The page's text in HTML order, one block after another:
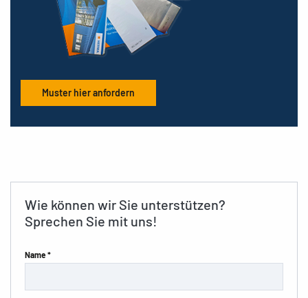
Muster hier anfordern
Wie können wir Sie unterstützen?
Sprechen Sie mit uns!
Name *